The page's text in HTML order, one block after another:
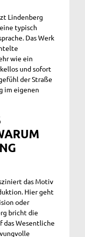
Lindenberg
typisch
Das Werk
wie ein
und sofort
der Straße
im eigenen
das Motiv
Hier geht
oder
bricht die
das Wesentliche